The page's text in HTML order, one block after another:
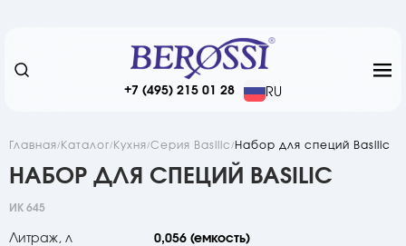
+7 (495) 215 01 28 RU
Главная Каталог Кухня Серия Basilic Набор для специй Basilic
НАБОР ДЛЯ СПЕЦИЙ BASILIC
ИК 645
Литраж, л 0,056 (емкость)